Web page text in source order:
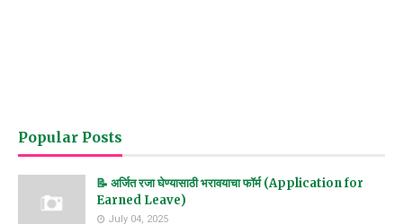
Popular Posts
📝 अर्जित रजा घेण्यासाठी भरावयाचा फॉर्म (Application for
Earned Leave)
July 04, 2025